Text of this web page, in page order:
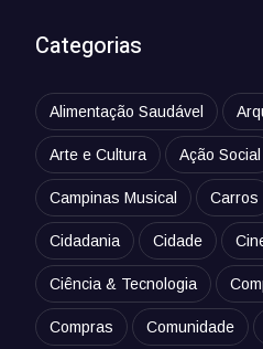
Categorias
Alimentação Saudável
Arte e Cultura Ação Social
Campinas Musical Carros
Cidadania Cidade
Ciência & Tecnologia
Compras Comunidade